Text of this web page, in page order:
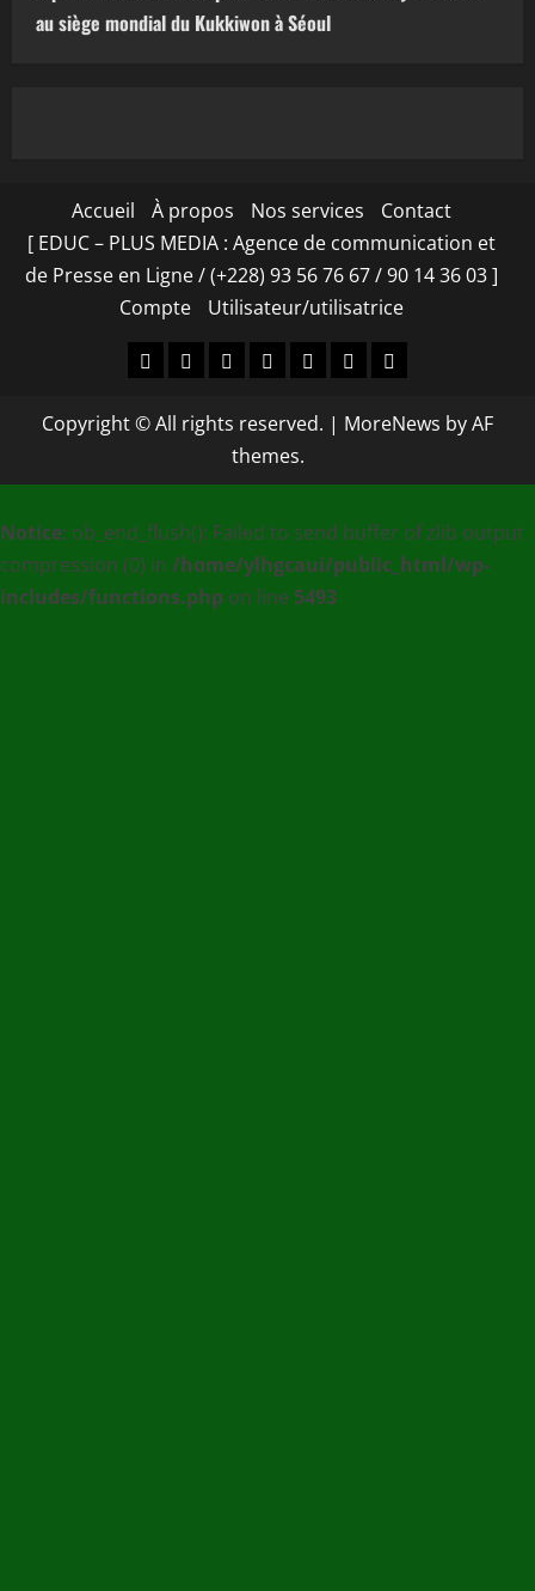
au siège mondial du Kukkiwon à Séoul
Accueil À propos Nos services
Contact
[ EDUC – PLUS MEDIA : Agence de communication et
de Presse en Ligne / (+228) 93 56 76 67 / 90 14 36 03 ]
Compte
Utilisateur/utilisatrice
Accueil
À
Nos
Contact
[
–
PLUS
:
Agence
de
CompteUtilisateur/
Copyright © All rights reserved. | MoreNews by AF
themes.
Notice: ob_end_flush(): Failed to send buffer of zlib output
compression (0) in /home/ylhgcaui/public_html/wp-
includes/functions.php on line 5493